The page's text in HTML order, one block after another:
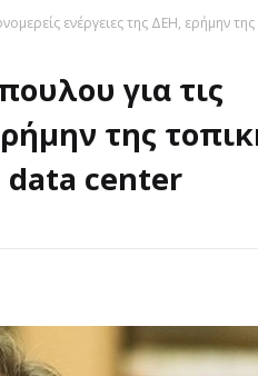
ενέργειες της ΔΕΗ, ερήμην της
για τις
της
data center